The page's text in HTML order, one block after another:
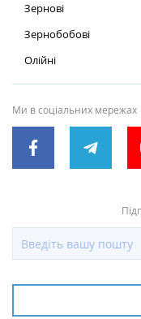
Зернові
Зернобобові
Олійні
Ми в соціальних мережах